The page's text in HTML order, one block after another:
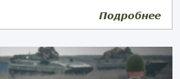
Подробнее